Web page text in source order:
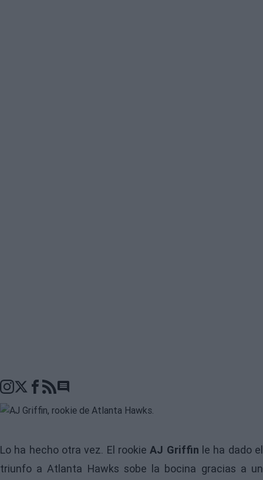
Go to comments seciton
Lo ha hecho otra vez. El rookieAJ Griffin le ha dado el
triunfo a Atlanta Hawks sobe la bocina gracias a un